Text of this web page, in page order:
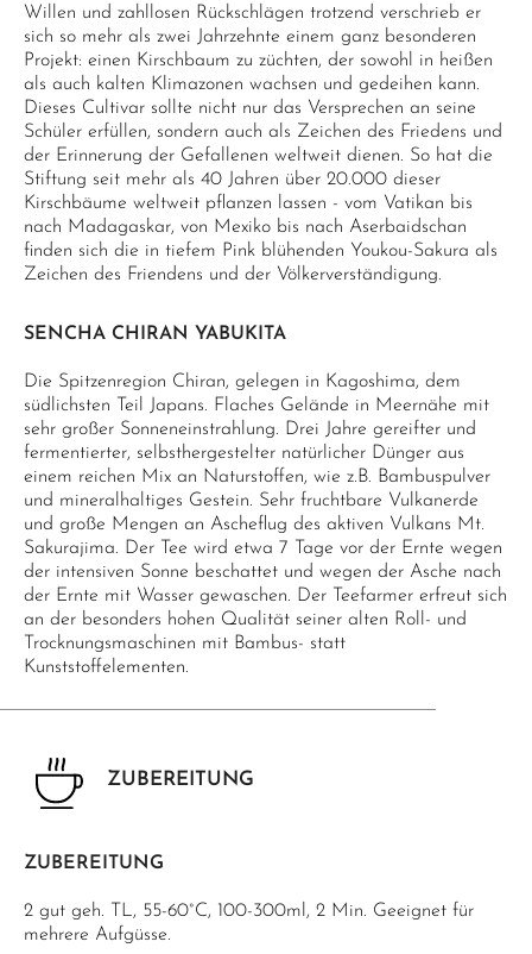
Willen und zahllosen Rückschlägen trotzend verschrieb er
sich so mehr als zwei Jahrzehnte einem ganz besonderen
Projekt: einen Kirschbaum zu züchten, der sowohl in heißen
als auch kalten Klimazonen wachsen und gedeihen kann.
Dieses Cultivar sollte nicht nur das Versprechen an seine
Schüler erfüllen, sondern auch als Zeichen des Friedens und
der Erinnerung der Gefallenen weltweit dienen. So hat die
Stiftung seit mehr als 40 Jahren über 20.000 dieser
Kirschbäume weltweit pflanzen lassen - vom Vatikan bis
nach Madagaskar, von Mexiko bis nach Aserbaidschan
finden sich die in tiefem Pink blühenden Youkou-Sakura als
Zeichen des Friendens und der Völkerverständigung.
SENCHA CHIRAN YABUKITA
Die Spitzenregion Chiran, gelegen in Kagoshima, dem
südlichsten Teil Japans. Flaches Gelände in Meernähe mit
sehr großer Sonneneinstrahlung. Drei Jahre gereifter und
fermentierter, selbsthergestelter natürlicher Dünger aus
einem reichen Mix an Naturstoffen, wie z.B. Bambuspulver
und mineralhaltiges Gestein. Sehr fruchtbare Vulkanerde
und große Mengen an Ascheflug des aktiven Vulkans Mt.
Sakurajima. Der Tee wird etwa 7 Tage vor der Ernte wegen
der intensiven Sonne beschattet und wegen der Asche nach
der Ernte mit Wasser gewaschen. Der Teefarmer erfreut sich
an der besonders hohen Qualität seiner alten Roll- und
Trocknungsmaschinen mit Bambus- statt
Kunststoffelementen.
ZUBEREITUNG
ZUBEREITUNG
2 gut geh. TL, 55-60°C, 100-300ml, 2 Min. Geeignet für
mehrere Aufgüsse.